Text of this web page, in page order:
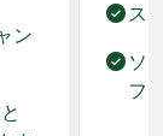
ン
ス
ソ
フ